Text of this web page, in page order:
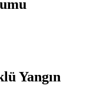
Yangın